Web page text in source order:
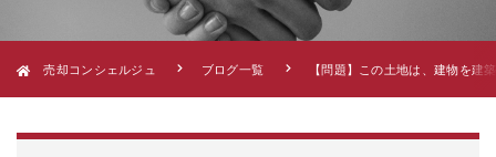
売却コンシェルジュ ブログ一覧 【問題】この土地は、建物を建